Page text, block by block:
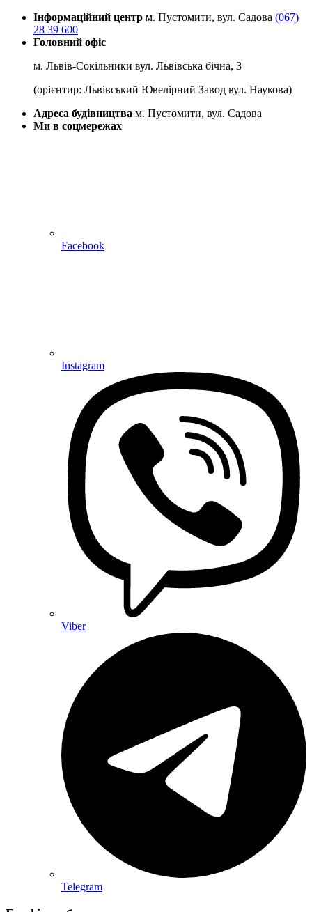
Інформаційний центр м. Пустомити, вул. Садова (067)
28 39 600
Головний офіс
м. Львів-Сокільники вул. Львівська бічна, 3
(орієнтир: Львівський Ювелірний Завод вул. Наукова)
Адреса будівництва м. Пустомити, вул. Садова
Ми в соцмережах
Facebook
Instagram
Viber
Telegram